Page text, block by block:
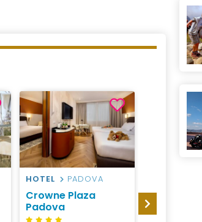
HOTEL PADOVA
Crowne Plaza
Padova
Best
Hotel